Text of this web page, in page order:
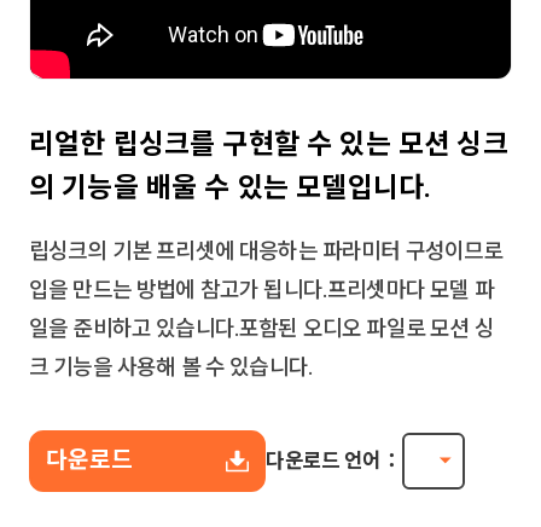
리얼한 립싱크를 구현할 수 있는 모션 싱크
의 기능을 배울 수 있는 모델입니다.
립싱크의 기본 프리셋에 대응하는 파라미터 구성이므로
입을 만드는 방법에 참고가 됩니다.프리셋마다 모델 파
일을 준비하고 있습니다.포함된 오디오 파일로 모션 싱
크 기능을 사용해 볼 수 있습니다.
다운로드 다운로드 언어：